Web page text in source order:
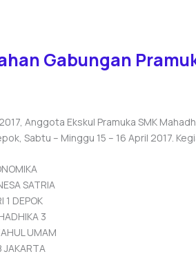
Gabungan
Anggota Ekskul Pramuka SMK
Sabtu – Minggu 15 – 16 April 2017.
SATRIA
1 DEPOK
3
UMAM
JAKARTA